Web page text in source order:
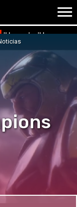
JUEGOS
ANÁLISIS
VÍDEOS
OCIO
CINE
'Hanna' y 'Una